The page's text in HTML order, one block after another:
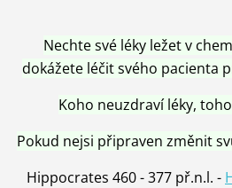
Nechte své léky ležet v
dokážete léčit svého pacienta
Koho neuzdraví léky,
Pokud nejsi připraven změnit
Hippocrates 460 - 377 př.n.l. -